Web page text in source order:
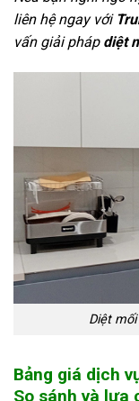
liên hệ ngay với
vấn giải pháp diệt
Diệt
Bảng giá dịch
So sánh và lựa